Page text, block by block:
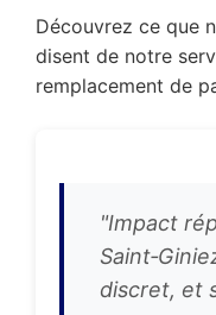
Découvrez ce que
disent de notre
remplacement de
"Impact
discret, et